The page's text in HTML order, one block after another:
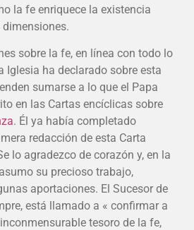
la fe enriquece la existencia
sobre la fe, en línea con todo lo
Iglesia ha declarado sobre esta
sumarse a lo que el Papa
en las Cartas encíclicas sobre
. Él ya había completado
redacción de esta Carta
lo agradezco de corazón y, en la
su precioso trabajo,
aportaciones. El Sucesor de
está llamado a « confirmar a
tesoro de la fe,